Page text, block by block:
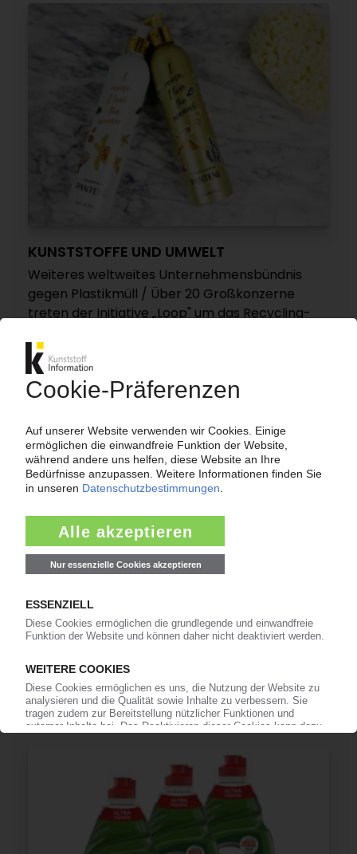
KUNSTSTOFFE UND UMWELT
Weiteres weltweites Unternehmensbündnis
gegen Plastikmüll / Über 20 Großkonzerne
treten der Initiative „Loop" um das Recycling-
Mehrfachnutzung von Verpackungen
KUNSTSTOFFVERPACKUNGEN
„PackTheFuture Award 2018" für innovative und
nachhaltige Produkte / Preisverleihung auf der
„All4Pack" in Paris
29.11.2018